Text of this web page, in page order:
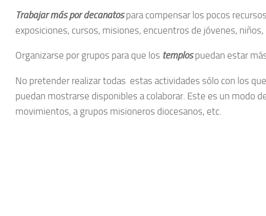
Trabajar más por decanatospara compensar los pocos
exposiciones, cursos, misiones, encuentros de jóvenes,
Organizarse por grupos para que los templospuedan estar
No pretender realizar todas estas actividades sólo con los
puedan mostrarse disponibles a colaborar. Este es un modo
movimientos, a grupos misioneros diocesanos, etc.